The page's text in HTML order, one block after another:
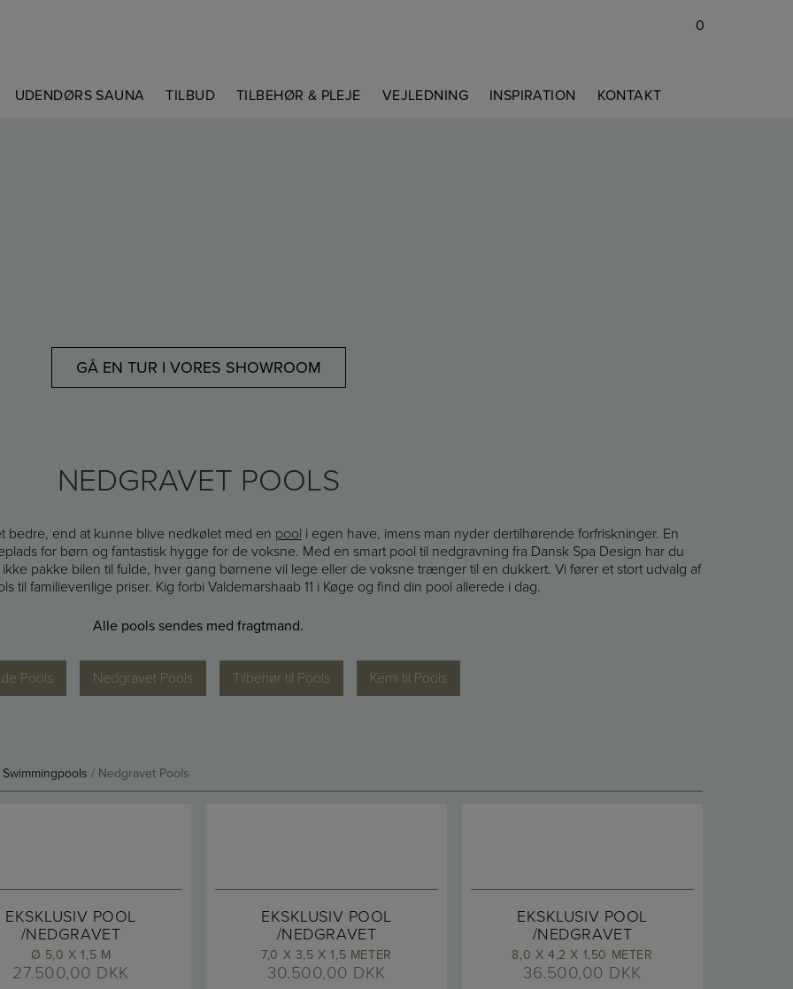
0
UDENDØRS SAUNA TILBUD TILBEHØR & PLEJE VEJLEDNING INSPIRATION KONTAKT
GÅ EN TUR I VORES SHOWROOM
NEDGRAVET POOLS
bedre, end at kunne blive nedkølet med en pool i egen have, imens man nyder dertilhørende forfriskninger. En
for børn og fantastisk hygge for de voksne. Med en smart pool til nedgravning fra Dansk Spa Design har du
pakke bilen til fulde, hver gang børnene vil lege eller de voksne trænger til en dukkert. Vi fører et stort udvalg af
til familievenlige priser. Kig forbi Valdemarshaab 11 i Køge og find din pool allerede i dag.
Alle pools sendes med fragtmand.
Pools Nedgravet Pools Tilbehør til Pools Kemi til Pools
Swimmingpools / Nedgravet Pools
EKSKLUSIV POOL
/NEDGRAVET
Ø 5,0 X 1,5 M
27.500,00 DKK
EKSKLUSIV POOL
/NEDGRAVET
7,0 X 3,5 X 1,5 METER
30.500,00 DKK
EKSKLUSIV POOL
/NEDGRAVET
8,0 X 4,2 X 1,50 METER
36.500,00 DKK